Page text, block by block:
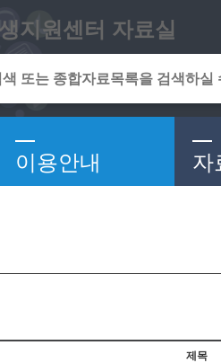
지원센터 자료실
이용안내 자
제목